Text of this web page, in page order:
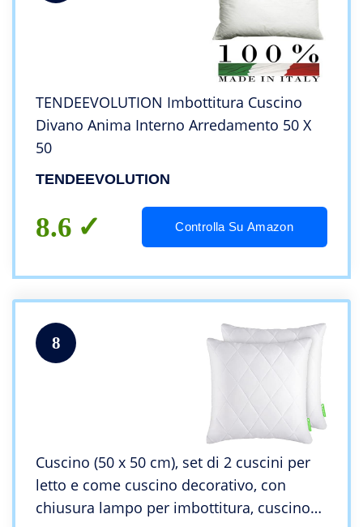
TENDEEVOLUTION Imbottitura Cuscino
Divano Anima Interno Arredamento 50 X
50
TENDEEVOLUTION
8.6 Controlla Su Amazon
8
Cuscino (50 x 50 cm), set di 2 cuscini per
letto e come cuscino decorativo, con
chiusura lampo per imbottitura, cuscino